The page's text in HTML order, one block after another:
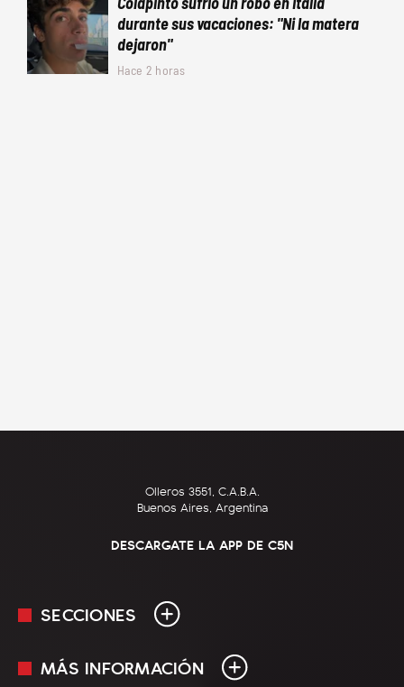
durante sus vacaciones: "Ni la matera
dejaron"
Hace 2 horas
Olleros 3551, C.A.B.A.
Buenos Aires, Argentina
DESCARGATE LA APP DE C5N
SECCIONES
En Vivo
MÁS INFORMACIÓN